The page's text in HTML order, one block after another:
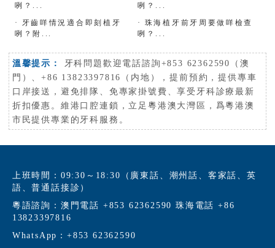
咧？...
咧？...
·
牙齒咩情況適合即刻植牙
咧？附...
·
珠海植牙前牙周要做咩檢查
咧？...
溫馨提示：
牙科問題歡迎電話諮詢+853 62362590（澳
門）、+86 13823397816（内地），提前預約，提供專車
口岸接送，避免排隊、免專家掛號費、享受牙科診療最新
折扣優惠。維港口腔連鎖，立足粵港澳大灣區，爲粵港澳
市民提供專業的牙科服務。
上班時間：09:30～18:30（廣東話、潮州話、客家話、英
語、普通話接診）
粵語諮詢：澳門電話 +853 62362590 珠海電話 +86
13823397816
WhatsApp：+853 62362590